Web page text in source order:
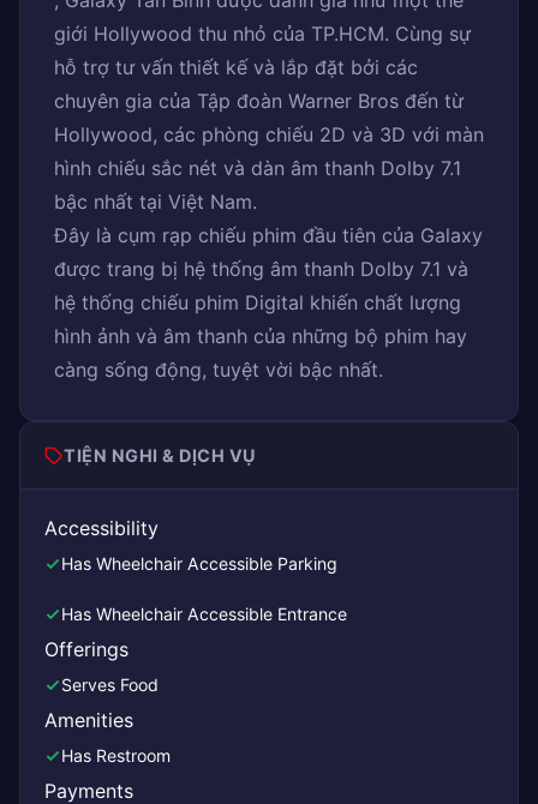
giới Hollywood thu nhỏ của TP.HCM. Cùng sự
hỗ trợ tư vấn thiết kế và lắp đặt bởi các
chuyên gia của Tập đoàn Warner Bros đến từ
Hollywood, các phòng chiếu 2D và 3D với màn
hình chiếu sắc nét và dàn âm thanh Dolby 7.1
bậc nhất tại Việt Nam.
Đây là cụm rạp chiếu phim đầu tiên của Galaxy
được trang bị hệ thống âm thanh Dolby 7.1 và
hệ thống chiếu phim Digital khiến chất lượng
hình ảnh và âm thanh của những bộ phim hay
càng sống động, tuyệt vời bậc nhất.
TIỆN NGHI & DỊCH VỤ
Accessibility
Has Wheelchair Accessible Parking
Has Wheelchair Accessible Entrance
Offerings
Serves Food
Amenities
Has Restroom
Payments